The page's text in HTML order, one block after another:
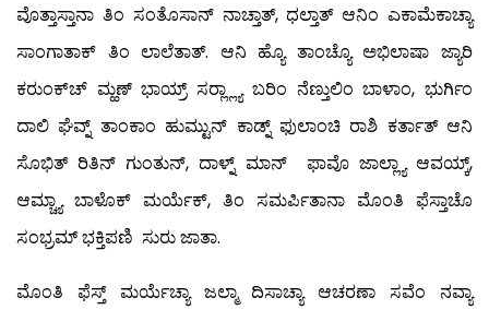
ವೊತ್ತಾಸ್ತಾನಾ ತಿಂ ಸಂತೊಸಾನ್ ನಾಚ್ತಾತ್, ಧಲ್ತಾತ್ ಆನಿಂ ಎಕಾಮೆಕಾಚ್ಯಾ
ಸಾಂಗಾತಾಕ್ ತಿಂ ಲಾಲೆತಾತ್. ಆನಿ ಹ್ಯೊ ತಾಂಚ್ಯೊ ಅಭಿಲಾಷಾ ಜ್ಯಾರಿ
ಕರುಂಕ್‍ಚ್ ಮ್ಹಣ್ ಭಾಯ್ರ್ ಸರ್‍ಲ್ಲ್ಯಾ ಬರಿಂ ನೆಣ್ತುಲಿಂ ಬಾಳಾಂ, ಭುರ್ಗಿಂ
ದಾಲಿ ಘೆವ್ನ್ ತಾಂಕಾಂ ಹುಮ್ಟುನ್ ಕಾಡ್ನ್ ಫುಲಾಂಚಿ ರಾಶಿ ಕರ್ತಾತ್ ಆನಿ
ಸೊಭಿತ್ ರಿತಿನ್ ಗುಂತುನ್, ದಾಳ್ನ್ ಮಾನ್ ಫಾವೊ ಜಾಲ್ಲ್ಯಾ ಆವಯ್ಕ್,
ಆಮ್ಚ್ಯಾ ಬಾಳೊಕ್ ಮರ್ಯೆಕ್, ತಿಂ ಸಮರ್ಪಿತಾನಾ ಮೊಂತಿ ಫೆಸ್ತಾಚೊ
ಸಂಭ್ರಮ್ ಭಕ್ತಿಪಣಿ ಸುರು ಜಾತಾ.
ಮೊಂತಿ ಫೆಸ್ತ್ ಮರ್ಯೆಚ್ಯಾ ಜಲ್ಮಾ ದಿಸಾಚ್ಯಾ ಆಚರಣಾ ಸವೆಂ ನವ್ಯಾ